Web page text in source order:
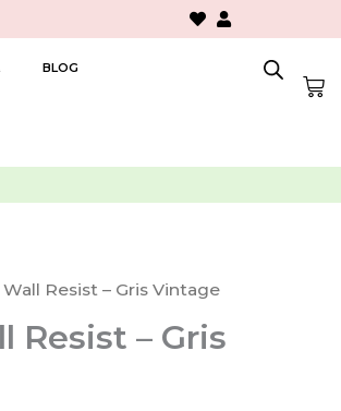
BLOG
Resist – Gris Vintage
Resist – Gris